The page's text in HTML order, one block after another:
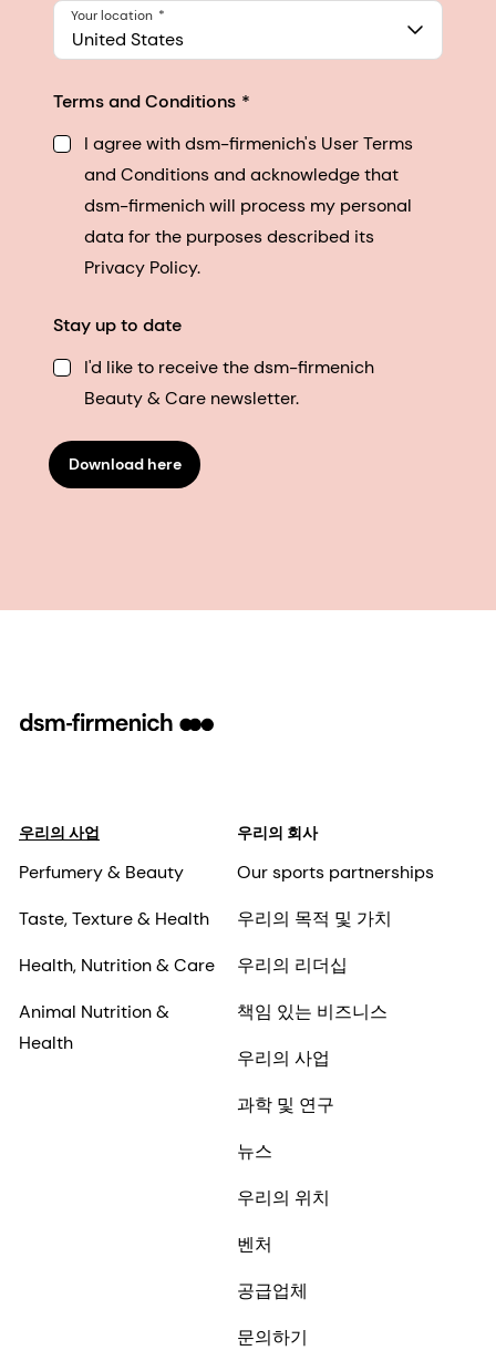
United States
Your location
Terms and Conditions
I agree with dsm-firmenich's User Terms
and Conditions and acknowledge that
dsm-firmenich will process my personal
data for the purposes described its
Privacy Policy.
Stay up to date
I'd like to receive the dsm-firmenich
Beauty & Care newsletter.
Download here
우리의 사업
Perfumery & Beauty
Taste, Texture & Health
Health, Nutrition & Care
Animal Nutrition &
Health
우리의 회사
Our sports partnerships
우리의 목적 및 가치
우리의 리더십
책임 있는 비즈니스
우리의 사업
과학 및 연구
뉴스
우리의 위치
벤처
공급업체
문의하기